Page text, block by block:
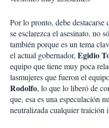
Por lo pronto, debe
se esclarezca el asesinato, no
también porque es un tema
el actual gobernador, Egidio
equipo que tiene muy poca
lasmujeres que fueron el
Rodolfo, lo que lo liberó de
que, esa es una especulación
neutralizada cualquier traición